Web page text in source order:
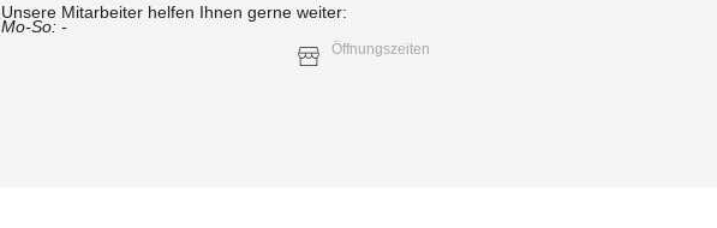
Unsere Mitarbeiter helfen Ihnen gerne weiter:
Mo-So: -
Öffnungszeiten